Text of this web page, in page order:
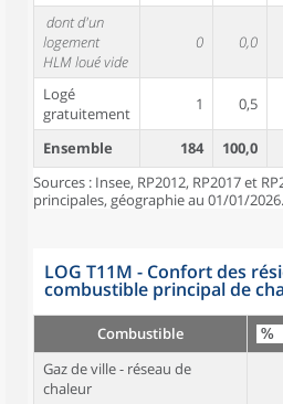
dont d'un
logement
HLM loué vide
0 0,0
Logé
gratuitement
1 0,5
Ensemble 184 100,0
Sources : Insee, RP2012, RP2017 et
principales, géographie au 01/01/2026.
LOG T11M - Confort des
combustible principal de
Combustible
Gaz de ville - réseau de
chaleur